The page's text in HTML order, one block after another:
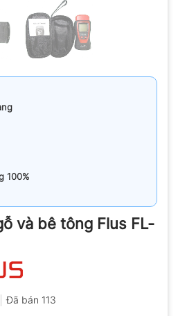
100%
và bê tông Flus FL-
Đã bán 113